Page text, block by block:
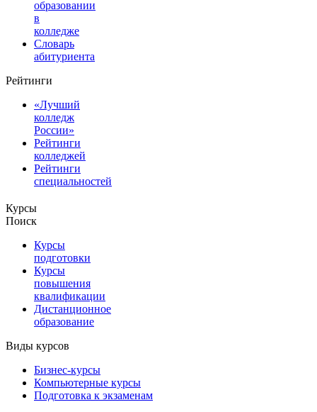
образовании
в
колледже
Словарь
абитуриента
Рейтинги
«Лучший
колледж
России»
Рейтинги
колледжей
Рейтинги
специальностей
Курсы
Поиск
Курсы
подготовки
Курсы
повышения
квалификации
Дистанционное
образование
Виды курсов
Бизнес-курсы
Компьютерные курсы
Подготовка к экзаменам